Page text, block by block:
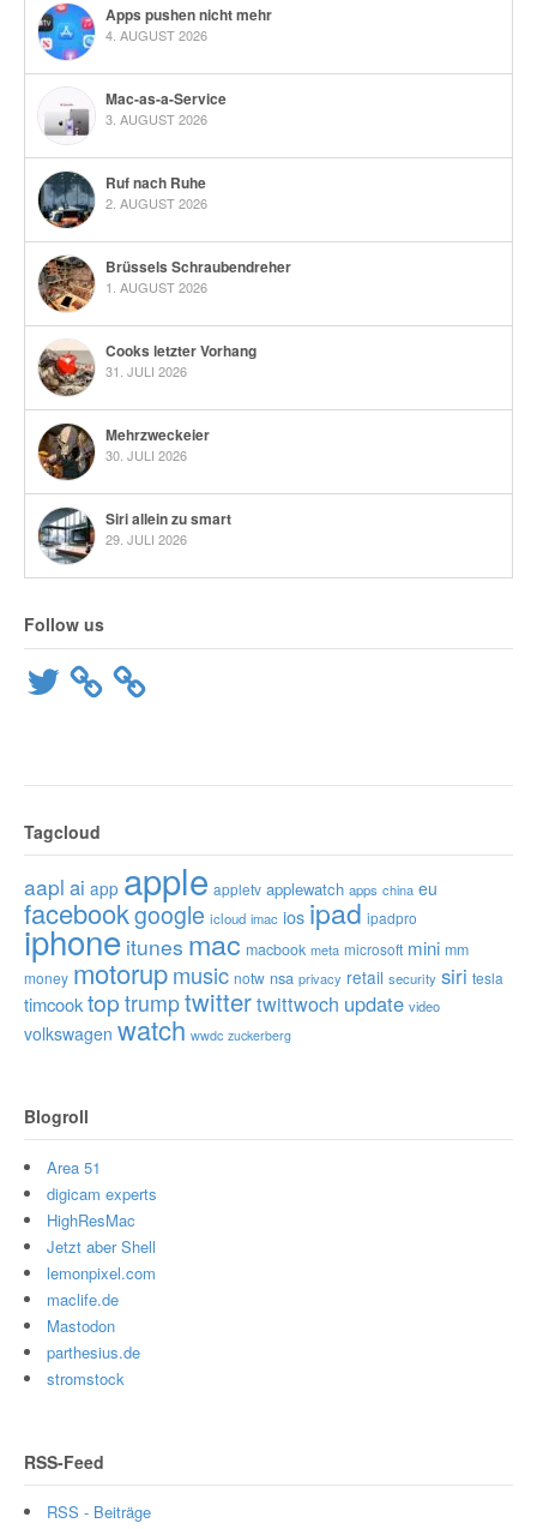
Apps pushen nicht mehr
4. AUGUST 2026
Mac-as-a-Service
3. AUGUST 2026
Ruf nach Ruhe
2. AUGUST 2026
Brüssels Schraubendreher
1. AUGUST 2026
Cooks letzter Vorhang
31. JULI 2026
Mehrzweckeier
30. JULI 2026
Siri allein zu smart
29. JULI 2026
Follow us
Twitter
Tagcloud
aapl ai app apple appletv applewatch apps china eu
facebookgoogle icloud imac ios ipad ipadpro
iphone itunes mac macbook meta microsoft mini mm
money motorupmusic notw nsa privacy retail security siri tesla
timcooktop trumptwittertwittwoch update video
volkswagen watch wwdc zuckerberg
Blogroll
Area 51
digicam experts
HighResMac
Jetzt aber Shell
lemonpixel.com
maclife.de
Mastodon
parthesius.de
stromstock
RSS-Feed
RSS - Beiträge